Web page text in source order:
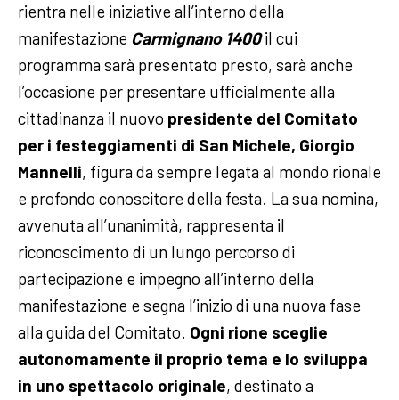
rientra nelle iniziative all’interno della
manifestazione Carmignano 1400il cui
programma sarà presentato presto, sarà anche
l’occasione per presentare ufficialmente alla
cittadinanza il nuovo presidente del Comitato
per i festeggiamenti di San Michele, Giorgio
Mannelli, figura da sempre legata al mondo rionale
e profondo conoscitore della festa. La sua nomina,
avvenuta all’unanimità, rappresenta il
riconoscimento di un lungo percorso di
partecipazione e impegno all’interno della
manifestazione e segna l’inizio di una nuova fase
alla guida del Comitato. Ogni rione sceglie
autonomamente il proprio tema e lo sviluppa
in uno spettacolo originale, destinato a